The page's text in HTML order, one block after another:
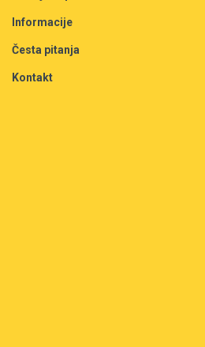
Informacije
Česta pitanja
Kontakt